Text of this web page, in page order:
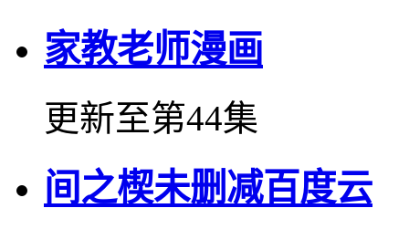
家教老师漫画
更新至第44集
间之楔未删减百度云